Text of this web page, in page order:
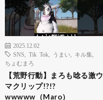
2025.12.02
SNS
Tik Tok うまい キル集
ちょむまろ
【荒野行動】まろも唸る激ウ
マクリップ!?!?
wwwww（Maro）